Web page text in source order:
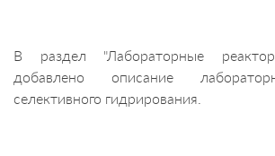
В раздел "Лабораторные
добавлено описание
селективного гидрирования.